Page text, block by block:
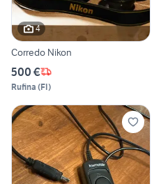
4
Corredo Nikon
500 €
Rufina (FI)